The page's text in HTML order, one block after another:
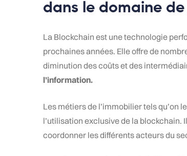
dans le domaine de
La Blockchain est une technologie
prochaines années. Elle offre de
diminution des coûts et des
l’information.
Les métiers de l’immobilier tels qu’on
l’utilisation exclusive de la
coordonner les différents acteurs du